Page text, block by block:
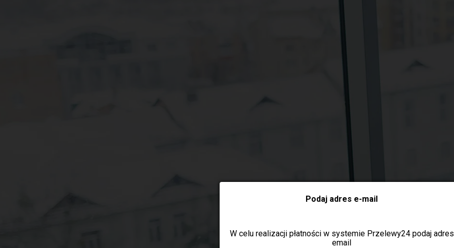
Podaj adres e-mail
W celu realizacji płatności w systemie Przelewy24 podaj adres
email